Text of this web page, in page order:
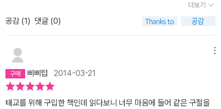
게 알려주고 싶은 것갖고자 하는 욕망보다 더 자유로운 것들 있는 그
대로를 사랑하는 마음그런데 어른인 나도 사실은 어려운 걸 아이에게
알려주고 싶네 이 책의 뒷표지의 그림은밤이 찾아오고끈을 두고 사자
가 떠난 뒤의 모습이다.리본 모양으로 남겨진 끈과 거울 그리고 사자
의 작은 머리칼거울에 비치는 별저 모습이여서 아름다운 것들 책을
다 읽고 아이에게 그저 좋지?라고 물었다. 응!이라는 대답을 들으며
그럼 되었지 뭐. 좋으면 되었다고 아이를 재운다. 작가의 말'들에 핀
더보기
공감 (1) 댓글 (0)
삐삐럽 2014-03-21
태교를 위해 구입한 책인데 읽다보니 너무 마음에 들어 같은 구절을